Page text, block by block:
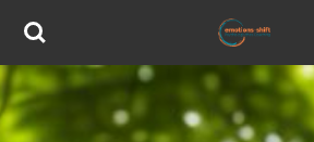
Zum
springen